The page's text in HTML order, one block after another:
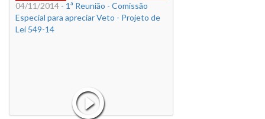
04/11/2014 - 1ª Reunião - Comissão
Especial para apreciar Veto - Projeto de
Lei 549-14